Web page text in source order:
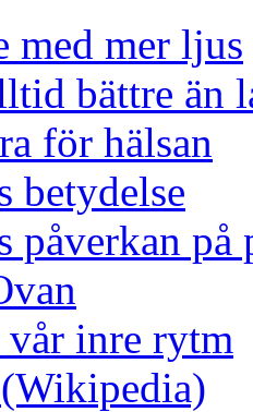
med mer ljus
bättre än
för hälsan
betydelse
påverkan på
inre rytm